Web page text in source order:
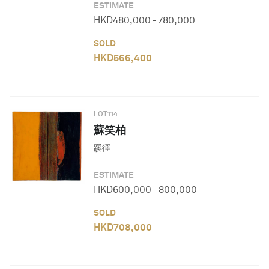
ESTIMATE
HKD480,000 - 780,000
SOLD
HKD566,400
LOT114
蘇笑柏
蹊徑
ESTIMATE
HKD600,000 - 800,000
SOLD
HKD708,000